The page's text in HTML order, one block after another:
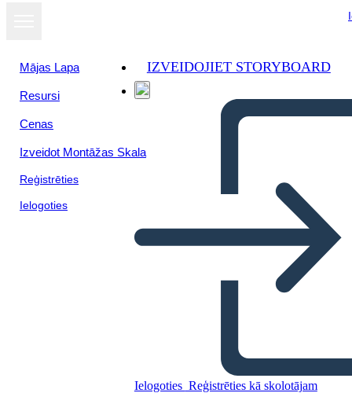
Mājas Lapa
Resursi
Cenas
Izveidot Montāžas Skala
Reģistrēties
Ielogoties
IZVEIDOJIET STORYBOARD
Ielogoties Reģistrēties kā skolotājam
HISTORIETA DE DESAFIO
ADAPTATIVO
Skatīt kā
slaidrādi